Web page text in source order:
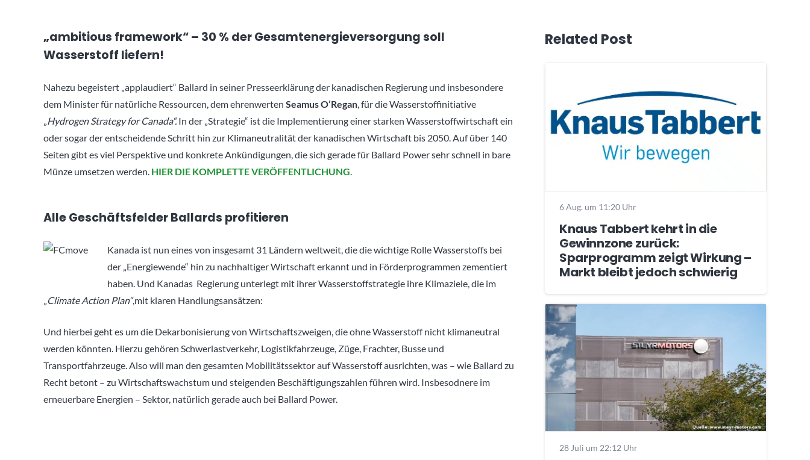
„ambitious framework“ – 30 % der Gesamtenergieversorgung soll
Wasserstoff liefern!
Nahezu begeistert „applaudiert“ Ballard in seiner Presseerklärung der kanadischen Regierung und insbesondere
dem Minister für natürliche Ressourcen, dem ehrenwerten Seamus O’Regan, für die Wasserstoffinitiative
„Hydrogen Strategy for Canada“.In der „Strategie“ ist die Implementierung einer starken Wasserstoffwirtschaft ein
oder sogar der entscheidende Schritt hin zur Klimaneutralität der kanadischen Wirtschaft bis 2050. Auf über 140
Seiten gibt es viel Perspektive und konkrete Ankündigungen, die sich gerade für Ballard Power sehr schnell in bare
Münze umsetzen werden. HIER DIE KOMPLETTE VERÖFFENTLICHUNG.
Alle Geschäftsfelder Ballards profitieren
Kanada ist nun eines von insgesamt 31 Ländern weltweit, die die wichtige Rolle Wasserstoffs bei
der „Energiewende“ hin zu nachhaltiger Wirtschaft erkannt und in Förderprogrammen zementiert
haben. Und Kanadas Regierung unterlegt mit ihrer Wasserstoffstrategie ihre Klimaziele, die im
„Climate Action Plan“,mit klaren Handlungsansätzen:
Und hierbei geht es um die Dekarbonisierung von Wirtschaftszweigen, die ohne Wasserstoff nicht klimaneutral
werden könnten. Hierzu gehören Schwerlastverkehr, Logistikfahrzeuge, Züge, Frachter, Busse und
Transportfahrzeuge. Also will man den gesamten Mobilitätssektor auf Wasserstoff ausrichten, was – wie Ballard zu
Recht betont – zu Wirtschaftswachstum und steigenden Beschäftigungszahlen führen wird. Insbesodnere im
erneuerbare Energien – Sektor, natürlich gerade auch bei Ballard Power.
Related Post
6 Aug. um 11:20 Uhr
Knaus Tabbert kehrt in die
Gewinnzone zurück:
Sparprogramm zeigt Wirkung –
Markt bleibt jedoch schwierig
28 Juli um 22:12 Uhr